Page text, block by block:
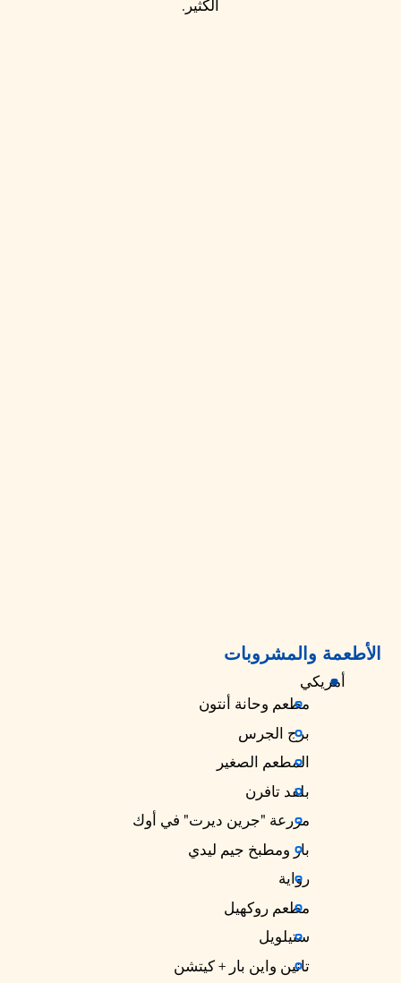
الكثير.
الأطعمة والمشروبات
أمريكي
مطعم وحانة أنتون
برج الجرس
المطعم الصغير
بلفد تافرن
مزرعة "جرين ديرت" في أوك
بار ومطبخ جيم ليدي
رواية
مطعم روكهيل
ستيلويل
تانين واين بار + كيتشن